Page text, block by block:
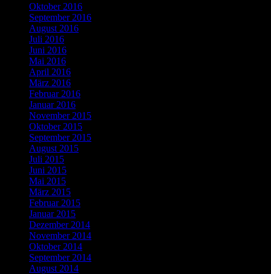
Oktober 2016
September 2016
August 2016
Juli 2016
Juni 2016
Mai 2016
April 2016
März 2016
Februar 2016
Januar 2016
November 2015
Oktober 2015
September 2015
August 2015
Juli 2015
Juni 2015
Mai 2015
März 2015
Februar 2015
Januar 2015
Dezember 2014
November 2014
Oktober 2014
September 2014
August 2014